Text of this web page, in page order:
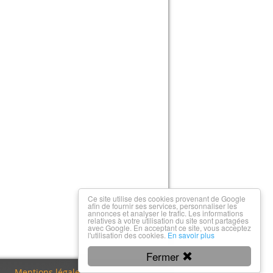
Fermer
Ce site utilise des cookies provenant de Google
afin de fournir ses services, personnaliser les
annonces et analyser le trafic. Les informations
relatives à votre utilisation du site sont partagées
avec Google. En acceptant ce site, vous acceptez
l'utilisation des cookies. En savoir plus